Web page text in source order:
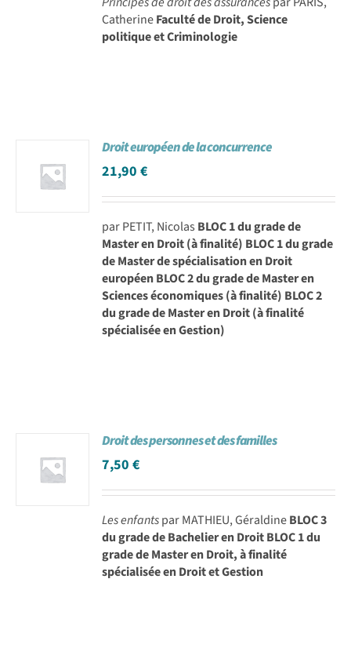
CatherineFaculté de Droit, Science
politique et Criminologie
Droit européen de la concurrence
21,90€
par PETIT, Nicolas BLOC 1 du grade de
Master en Droit (à finalité) BLOC 1 du grade
de Master de spécialisation en Droit
européen BLOC 2 du grade de Master en
Sciences économiques (à finalité) BLOC 2
du grade de Master en Droit (à finalité
spécialisée en Gestion)
Droit des personnes et des familles
7,50€
Les enfantspar MATHIEU, GéraldineBLOC 3
du grade de Bachelier en Droit BLOC 1 du
grade de Master en Droit, à finalité
spécialisée en Droit et Gestion